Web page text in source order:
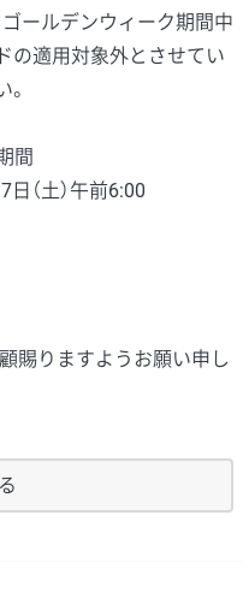
ールデンウィーク期間中
の適用対象外とさせてい
間
（土）午前6:00
賜りますようお願い申し